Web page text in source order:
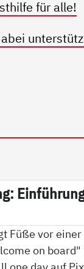
für alle!